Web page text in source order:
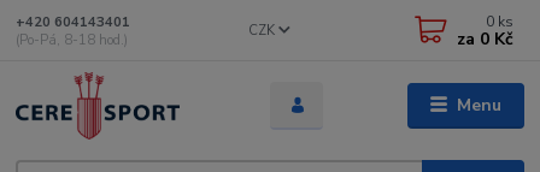
Menu
CZK
+420 604143401
(Po-Pá, 8-18 hod.)
0 ks
za 0 Kč